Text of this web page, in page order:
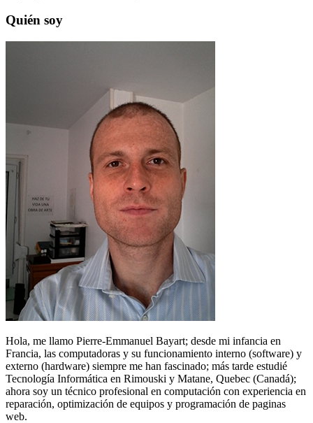
Quién soy
Hola, me llamo Pierre-Emmanuel Bayart; desde mi infancia en
Francia, las computadoras y su funcionamiento interno (software) y
externo (hardware) siempre me han fascinado; más tarde estudié
Tecnología Informática en Rimouski y Matane, Quebec (Canadá);
ahora soy un técnico profesional en computación con experiencia en
reparación, optimización de equipos y programación de paginas
web.